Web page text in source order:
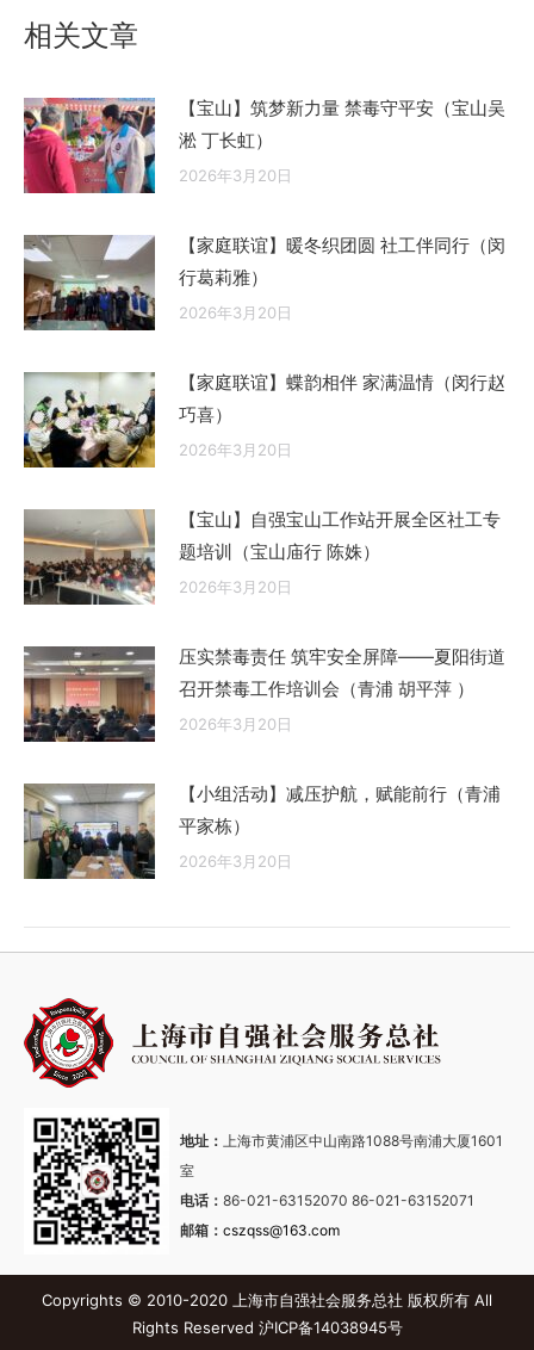
相关文章
【宝山】筑梦新力量 禁毒守平安（宝山吴
淞 丁长虹）
2026年3月20日
【家庭联谊】暖冬织团圆 社工伴同行（闵
行葛莉雅）
2026年3月20日
【家庭联谊】蝶韵相伴 家满温情（闵行赵
巧喜）
2026年3月20日
【宝山】自强宝山工作站开展全区社工专
题培训（宝山庙行 陈姝）
2026年3月20日
压实禁毒责任 筑牢安全屏障——夏阳街道
召开禁毒工作培训会（青浦 胡平萍 ）
2026年3月20日
【小组活动】减压护航，赋能前行（青浦
平家栋）
2026年3月20日
地址： 上海市黄浦区中山南路1088号南浦大厦1601
室
电话： 86-021-63152070 86-021-63152071
邮箱： cszqss@163.com
Copyrights © 2010-2020 上海市自强社会服务总社 版权所有 All
Rights Reserved 沪ICP备14038945号